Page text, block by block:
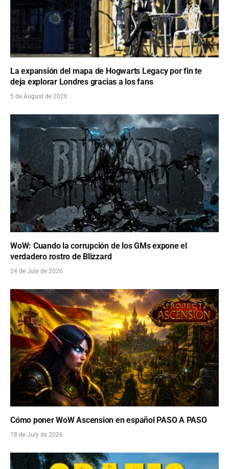
La expansión del mapa de Hogwarts Legacy por fin te
deja explorar Londres gracias a los fans
5 de August de 2026
WoW: Cuando la corrupción de los GMs expone el
verdadero rostro de Blizzard
24 de July de 2026
Cómo poner WoW Ascension en español PASO A PASO
18 de July de 2026